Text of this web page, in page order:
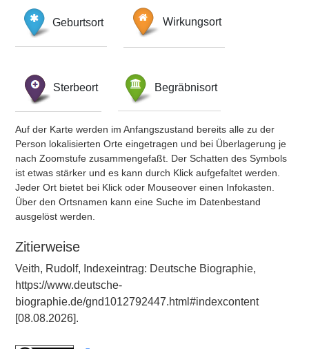
Geburtsort Wirkungsort
Sterbeort Begräbnisort
Auf der Karte werden im Anfangszustand bereits alle zu der
Person lokalisierten Orte eingetragen und bei Überlagerung je
nach Zoomstufe zusammengefaßt. Der Schatten des Symbols
ist etwas stärker und es kann durch Klick aufgefaltet werden.
Jeder Ort bietet bei Klick oder Mouseover einen Infokasten.
Über den Ortsnamen kann eine Suche im Datenbestand
ausgelöst werden.
Zitierweise
Veith, Rudolf, Indexeintrag: Deutsche Biographie,
https://www.deutsche-
biographie.de/gnd1012792447.html#indexcontent
[08.08.2026].